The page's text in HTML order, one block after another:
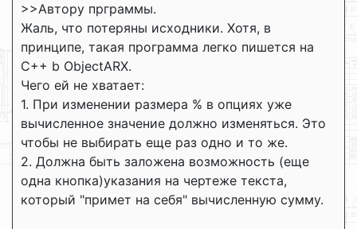
>>Автору прграммы.
Жаль, что потеряны исходники. Хотя, в
принципе, такая программа легко пишется на
С++ b ObjectARX.
Чего ей не хватает:
1. При изменении размера % в опциях уже
вычисленное значение должно изменяться. Это
чтобы не выбирать еще раз одно и то же.
2. Должна быть заложена возможность (еще
одна кнопка)указания на чертеже текста,
который "примет на себя" вычисленную сумму.